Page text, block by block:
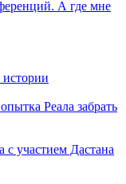
А где мне
Реала забрать
с участием Дастана